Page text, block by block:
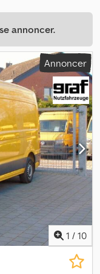
annoncer.
Annoncer
1 / 10